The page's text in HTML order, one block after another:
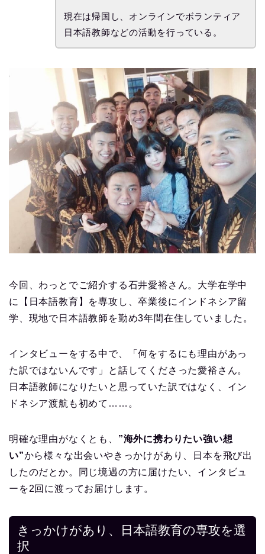
現在は帰国し、オンラインでボランティア
日本語教師などの活動を行っている。
今回、わっとでご紹介する石井愛裕さん。大学在学中
に【日本語教育】を専攻し、卒業後にインドネシア留
学、現地で日本語教師を勤め3年間在住していました。
インタビューをする中で、「何をするにも理由があっ
た訳ではないんです」と話してくださった愛裕さん。
日本語教師になりたいと思っていた訳ではなく、イン
ドネシア渡航も初めて……。
明確な理由がなくとも、 ”海外に携わりたい強い想
い”から様々な出会いやきっかけがあり、日本を飛び出
したのだとか。同じ境遇の方に届けたい、インタビュ
ーを2回に渡ってお届けします。
きっかけがあり、日本語教育の専攻を選
択